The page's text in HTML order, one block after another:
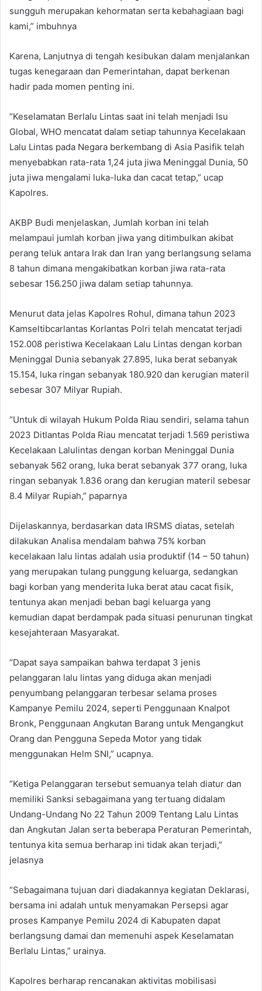
sungguh merupakan kehormatan serta kebahagiaan bagi
kami,” imbuhnya
Karena, Lanjutnya di tengah kesibukan dalam menjalankan
tugas kenegaraan dan Pemerintahan, dapat berkenan
hadir pada momen penting ini.
“Keselamatan Berlalu Lintas saat ini telah menjadi Isu
Global, WHO mencatat dalam setiap tahunnya Kecelakaan
Lalu Lintas pada Negara berkembang di Asia Pasifik telah
menyebabkan rata-rata 1,24 juta jiwa Meninggal Dunia, 50
juta jiwa mengalami luka-luka dan cacat tetap,” ucap
Kapolres.
AKBP Budi menjelaskan, Jumlah korban ini telah
melampaui jumlah korban jiwa yang ditimbulkan akibat
perang teluk antara Irak dan Iran yang berlangsung selama
8 tahun dimana mengakibatkan korban jiwa rata-rata
sebesar 156.250 jiwa dalam setiap tahunnya.
Menurut data jelas Kapolres Rohul, dimana tahun 2023
Kamseltibcarlantas Korlantas Polri telah mencatat terjadi
152.008 peristiwa Kecelakaan Lalu Lintas dengan korban
Meninggal Dunia sebanyak 27.895, luka berat sebanyak
15.154, luka ringan sebanyak 180.920 dan kerugian materil
sebesar 307 Milyar Rupiah.
“Untuk di wilayah Hukum Polda Riau sendiri, selama tahun
2023 Ditlantas Polda Riau mencatat terjadi 1.569 peristiwa
Kecelakaan Lalulintas dengan korban Meninggal Dunia
sebanyak 562 orang, luka berat sebanyak 377 orang, luka
ringan sebanyak 1.836 orang dan kerugian materil sebesar
8.4 Milyar Rupiah,” paparnya
Dijelaskannya, berdasarkan data IRSMS diatas, setelah
dilakukan Analisa mendalam bahwa 75% korban
kecelakaan lalu lintas adalah usia produktif (14 – 50 tahun)
yang merupakan tulang punggung keluarga, sedangkan
bagi korban yang menderita luka berat atau cacat fisik,
tentunya akan menjadi beban bagi keluarga yang
kemudian dapat berdampak pada situasi penurunan tingkat
kesejahteraan Masyarakat.
“Dapat saya sampaikan bahwa terdapat 3 jenis
pelanggaran lalu lintas yang diduga akan menjadi
penyumbang pelanggaran terbesar selama proses
Kampanye Pemilu 2024, seperti Penggunaan Knalpot
Bronk, Penggunaan Angkutan Barang untuk Mengangkut
Orang dan Pengguna Sepeda Motor yang tidak
menggunakan Helm SNI,” ucapnya.
“Ketiga Pelanggaran tersebut semuanya telah diatur dan
memiliki Sanksi sebagaimana yang tertuang didalam
Undang-Undang No 22 Tahun 2009 Tentang Lalu Lintas
dan Angkutan Jalan serta beberapa Peraturan Pemerintah,
tentunya kita semua berharap ini tidak akan terjadi,”
jelasnya
“Sebagaimana tujuan dari diadakannya kegiatan Deklarasi,
bersama ini adalah untuk menyamakan Persepsi agar
proses Kampanye Pemilu 2024 di Kabupaten dapat
berlangsung damai dan memenuhi aspek Keselamatan
Berlalu Lintas,” urainya.
Kapolres berharap rencanakan aktivitas mobilisasi